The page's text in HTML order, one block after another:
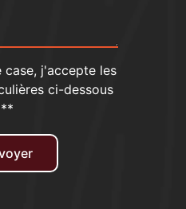
j'accepte les
ci-dessous
**